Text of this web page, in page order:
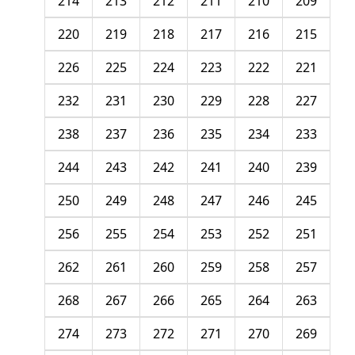
215
216
217
218
219
220
221
222
223
224
225
226
227
228
229
230
231
232
233
234
235
236
237
238
239
240
241
242
243
244
245
246
247
248
249
250
251
252
253
254
255
256
257
258
259
260
261
262
263
264
265
266
267
268
269
270
271
272
273
274